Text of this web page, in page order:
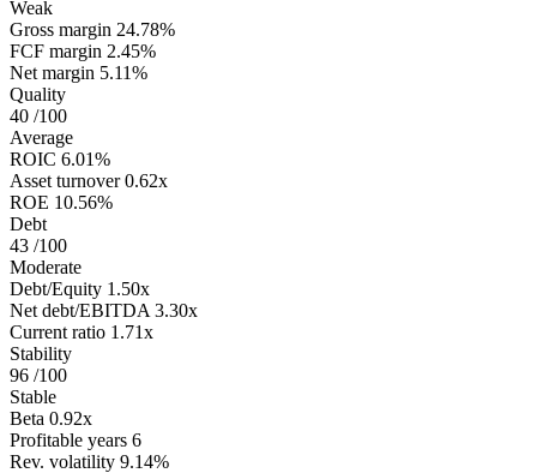
Weak
Gross margin 24.78%
FCF margin 2.45%
Net margin 5.11%
Quality
40 /100
Average
ROIC 6.01%
Asset turnover 0.62x
ROE 10.56%
Debt
43 /100
Moderate
Debt/Equity 1.50x
Net debt/EBITDA 3.30x
Current ratio 1.71x
Stability
96 /100
Stable
Beta 0.92x
Profitable years 6
Rev. volatility 9.14%